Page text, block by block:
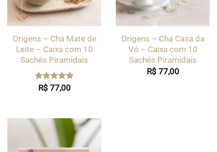
Origens – Chá Mate de
Leite – Caixa com 10
Sachês Piramidais
Avaliação
R$77,00
Origens – Chá Casa da
Vó – Caixa com 10
Sachês Piramidais
R$77,00